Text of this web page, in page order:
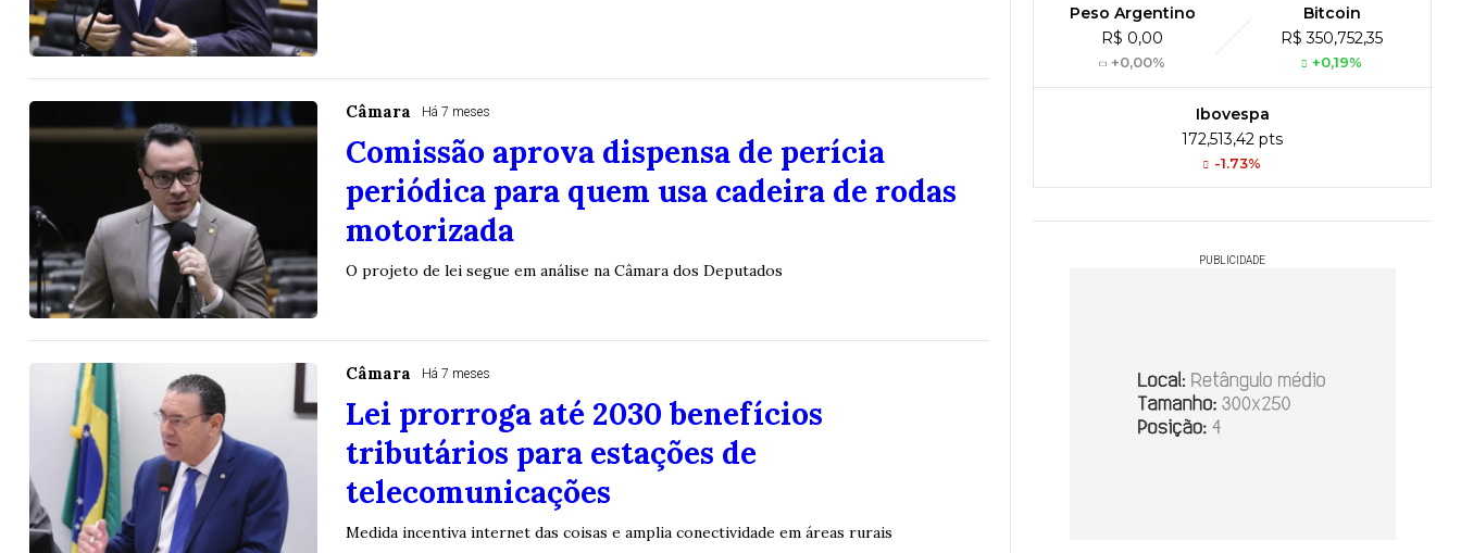
Câmara Há 7 meses
Comissão aprova dispensa de perícia
periódica para quem usa cadeira de rodas
motorizada
O projeto de lei segue em análise na Câmara dos Deputados
Câmara Há 7 meses
Lei prorroga até 2030 benefícios
tributários para estações de
telecomunicações
Medida incentiva internet das coisas e amplia conectividade em áreas rurais
Peso Argentino
R$ 0,00
+0,00%
Bitcoin
R$ 350,752,35
+0,19%
Ibovespa
172,513,42 pts
-1.73%
PUBLICIDADE